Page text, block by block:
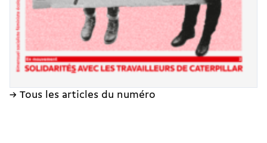
→ Tous les articles du numéro